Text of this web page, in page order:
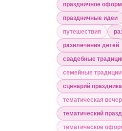
праздничное
праздничные идеи
путешествия
развлечения детей
свадебные
семейные традиции
сценарий праздника
тематическая
тематический
тематическое